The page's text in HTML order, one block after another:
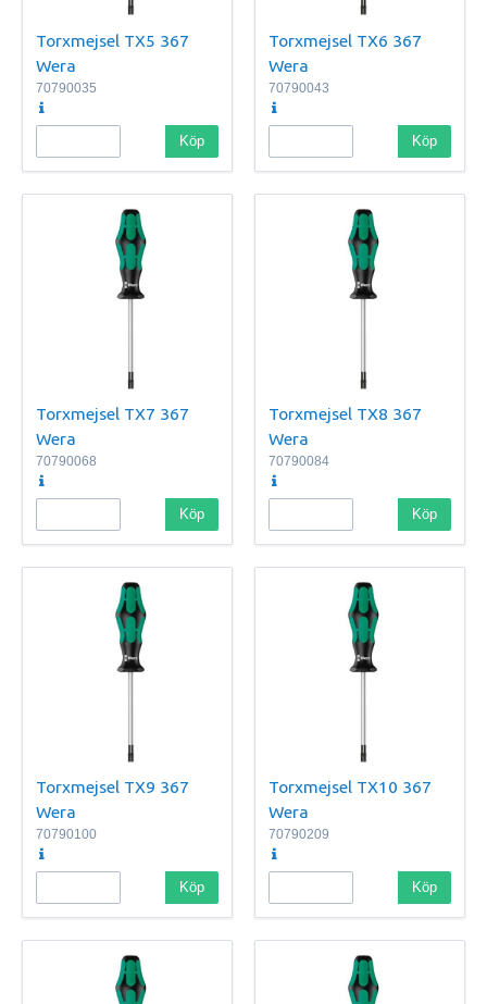
Torxmejsel TX5 367
Wera
70790035
Köp
Torxmejsel TX6 367
Wera
70790043
Köp
Torxmejsel TX7 367
Wera
70790068
Köp
Torxmejsel TX8 367
Wera
70790084
Köp
Torxmejsel TX9 367
Wera
70790100
Köp
Torxmejsel TX10 367
Wera
70790209
Köp